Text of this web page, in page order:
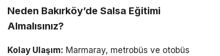
Neden Bakırköy’de Salsa Eğitimi
Almalısınız?
Kolay Ulaşım: Marmaray, metrobüs ve otobüs